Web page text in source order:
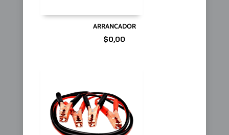
ARRANCADOR
$0,00